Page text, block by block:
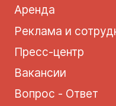
Аренда
Реклама и
Пресс-центр
Вакансии
Вопрос - Ответ